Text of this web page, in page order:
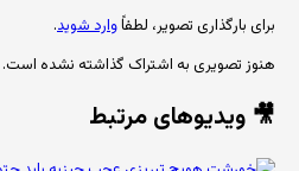
برای بارگذاری تصویر، لطفاًوارد شوید.
هنوز تصویری به اشتراک گذاشته نشده است.
🎥 ویدیوهای مرتبط